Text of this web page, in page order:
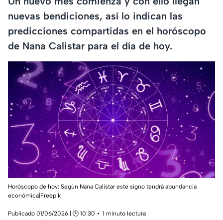
nuevas bendiciones, así lo indican las
predicciones compartidas en el horóscopo
de Nana Calistar para el día de hoy.
Horóscopo de hoy: Según Nana Calistar este signo tendrá abundancia
económica|Freepik
Publicado 01/06/2026 | 🕑 10:30
1 minuto lectura